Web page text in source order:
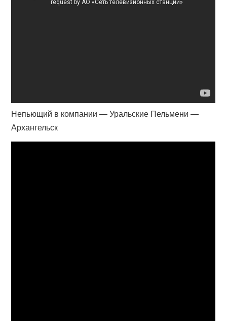
Непьющий в компании — Уральские Пельмени —
Архангельск